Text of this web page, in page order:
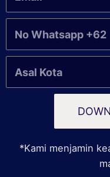
*Kami menjamin